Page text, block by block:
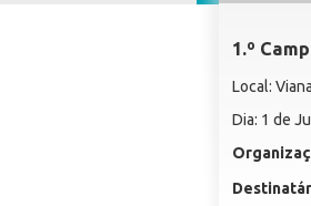
1.º
Local:
Dia: 1 de